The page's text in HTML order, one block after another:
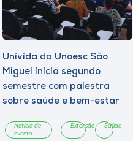
Univida da Unoesc São
Miguel inicia segundo
semestre com palestra
sobre saúde e bem-estar
Notícia de
evento
Extensão Saúde